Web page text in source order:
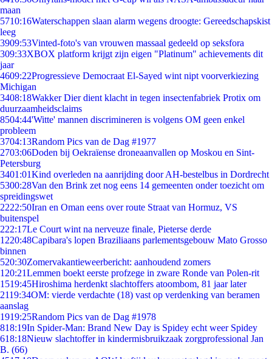
maan
5710:16Waterschappen slaan alarm wegens droogte: Gereedschapskist
leeg
3909:53Vinted-foto's van vrouwen massaal gedeeld op seksfora
309:33XBOX platform krijgt zijn eigen "Platinum" achievements dit
jaar
4609:22Progressieve Democraat El-Sayed wint nipt voorverkiezing
Michigan
3408:18Wakker Dier dient klacht in tegen insectenfabriek Protix om
duurzaamheidsclaims
8504:44'Witte' mannen discrimineren is volgens OM geen enkel
probleem
3704:13Random Pics van de Dag #1977
2703:06Doden bij Oekraïense droneaanvallen op Moskou en Sint-
Petersburg
3401:01Kind overleden na aanrijding door AH-bestelbus in Dordrecht
5300:28Van den Brink zet nog eens 14 gemeenten onder toezicht om
spreidingswet
2222:50Iran en Oman eens over route Straat van Hormuz, VS
buitenspel
222:17Le Court wint na nerveuze finale, Pieterse derde
1220:48Capibara's lopen Braziliaans parlementsgebouw Mato Grosso
binnen
520:30Zomervakantieweerbericht: aanhoudend zomers
1 20:21Lemmen boekt eerste profzege in zware Ronde van Polen-rit
1519:45Hiroshima herdenkt slachtoffers atoombom, 81 jaar later
2119:34OM: vierde verdachte (18) vast op verdenking van beramen
aanslag
1919:25Random Pics van de Dag #1978
818:19In Spider-Man: Brand New Day is Spidey echt weer Spidey
618:18Nieuw slachtoffer in kindermisbruikzaak zorgprofessional Jan
B. (66)